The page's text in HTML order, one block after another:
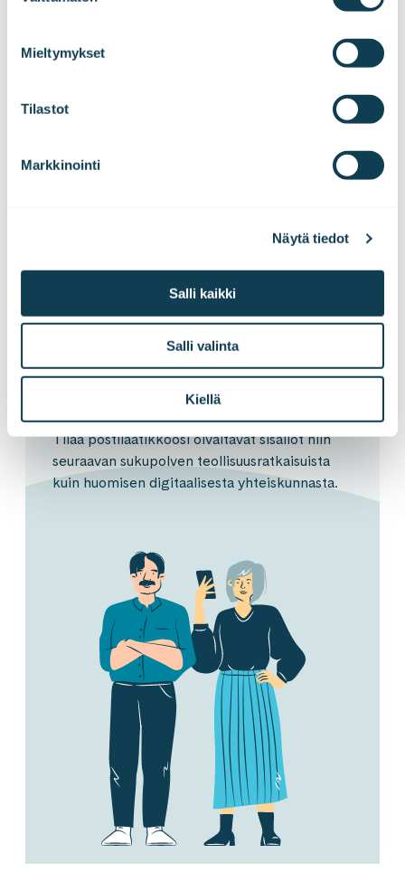
Mieltymykset
Tilastot
Markkinointi
Näytä tiedot
Salli kaikki
Salli valinta
Kiellä
Avaa ovi
näkemyksille
Tilaa postilaatikkoosi oivaltavat sisällöt niin
seuraavan sukupolven teollisuusratkaisuista
kuin huomisen digitaalisesta yhteiskunnasta.